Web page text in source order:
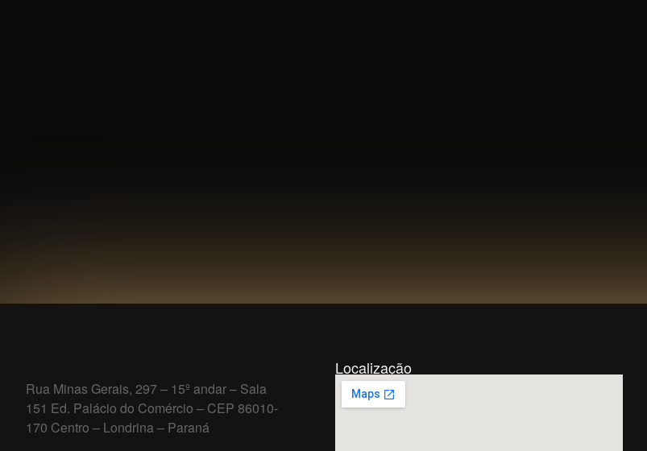
Rua Minas Gerais, 297 – 15º andar – Sala
151 Ed. Palácio do Comércio – CEP 86010-
170 Centro – Londrina – Paraná
Localização